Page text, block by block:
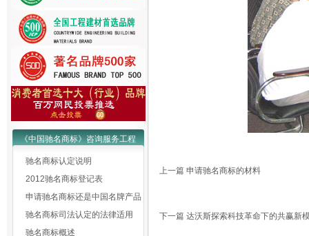
《中国驰名商标》咨询服务工程
驰名商标认定说明
2012驰名商标登记表
申请驰名商标还是中国名牌产品
驰名商标司法认定的法律适用
驰名商标概述
上一篇 申请驰名商标的材料
下一篇 达沃斯探索科技革命下的共赢新